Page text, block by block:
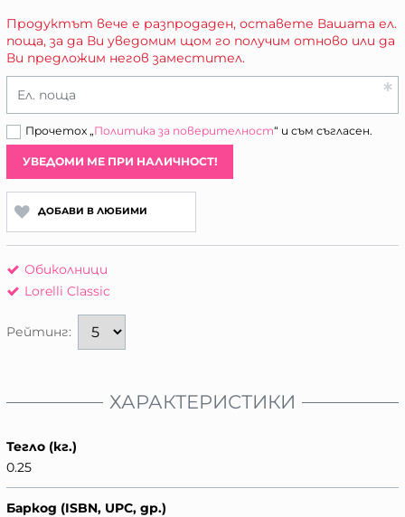
Продуктът вече е разпродаден, оставете Вашата ел.
поща, за да Ви уведомим щом го получим отново или да
Ви предложим негов заместител.
Ел. поща
Прочетох „Политика за поверителност“ и съм съгласен.
УВЕДОМИ МЕ ПРИ НАЛИЧНОСТ!
ДОБАВИ В ЛЮБИМИ
Обиколници
Lorelli Classic
Рейтинг:
ХАРАКТЕРИСТИКИ
Тегло (кг.)
0.25
Баркод (ISBN, UPC, др.)